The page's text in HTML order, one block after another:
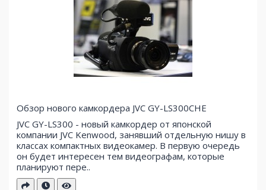
Обзор нового камкордера JVC GY-LS300CHE
JVC GY-LS300 - новый камкордер от японской
компании JVC Kenwood, занявший отдельную нишу в
классах компактных видеокамер. В первую очередь
он будет интересен тем видеографам, которые
планируют пере..